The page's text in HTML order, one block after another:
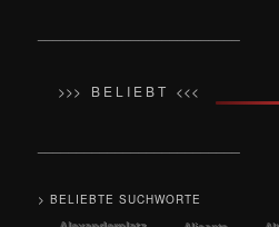
>>> B E L I E B T <<<
> BELIEBTE SUCHWORTE